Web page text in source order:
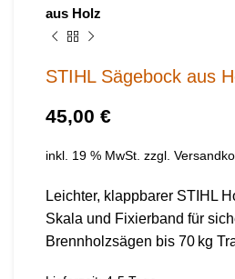
aus Holz
STIHL Sägebock aus
€
inkl. 19 % MwSt. zzgl.
Leichter, klappbarer STIHL
Skala und Fixierband für
Brennholzsägen bis 70 kg